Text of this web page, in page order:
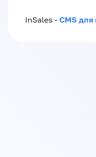
InSales - CMS для